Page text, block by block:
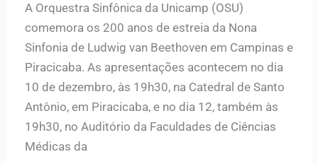
20h
A Orquestra Sinfônica da Unicamp (OSU)
comemora os 200 anos de estreia da Nona
Sinfonia de Ludwig van Beethoven em Campinas e
Piracicaba. As apresentações acontecem no dia
10 de dezembro, às 19h30, na Catedral de Santo
Antônio, em Piracicaba, e no dia 12, também às
19h30, no Auditório da Faculdades de Ciências
Médicas da